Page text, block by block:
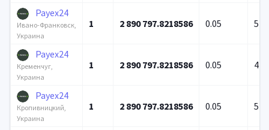
Payex24
Ивано-Франковск,
Украина
1 2 890 797.8218586 0.05 5
Payex24
Кременчуг,
Украина
1 2 890 797.8218586 0.05 4
Payex24
Кропивницкий,
Украина
1 2 890 797.8218586 0.05 5